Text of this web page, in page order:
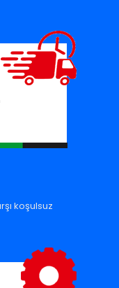
koşulsuz